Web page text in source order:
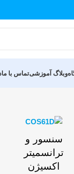
وبلاگ آموزشیتماس با ما
سنسور و
ترانسمیتر
اکسیژن